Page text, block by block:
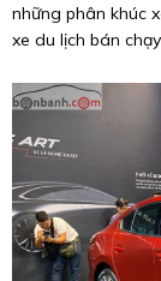
những phân khúc
xe du lịch bán